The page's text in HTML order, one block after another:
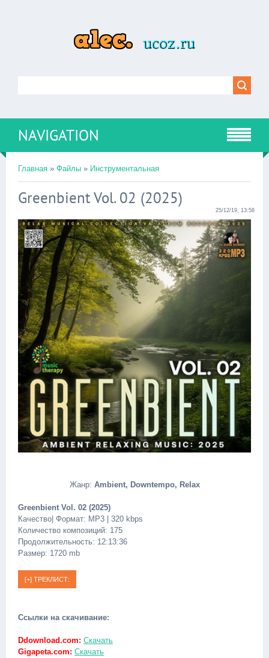
NAVIGATION
Главная » Файлы » Инструментальная
Greenbient Vol. 02 (2025)
25/12/19, 13:58
Жанр: Ambient, Downtempo, Relax
Greenbient Vol. 02 (2025)
Качество| Формат: MP3 | 320 kbps
Количество композиций: 175
Продолжительность: 12:13:36
Размер: 1720 mb
Ссылки на скачивание:
Ddownload.com: Скачать
Gigapeta.com: Скачать